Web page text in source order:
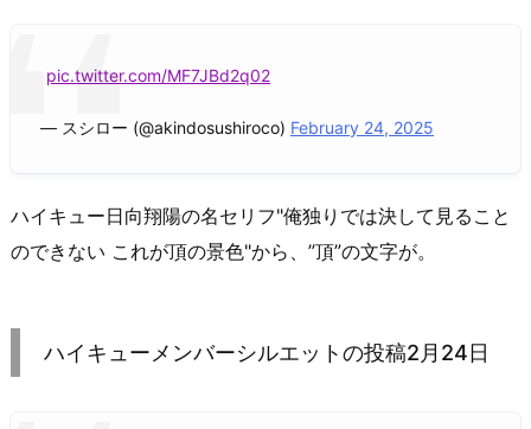
pic.twitter.com/MF7JBd2q02
— スシロー (@akindosushiroco) February 24, 2025
ハイキュー日向翔陽の名セリフ"俺独りでは決して見ること
のできない これが頂の景色"から、”頂”の文字が。
ハイキューメンバーシルエットの投稿2月24日